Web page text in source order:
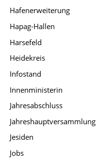
Hafenerweiterung
Hapag-Hallen
Harsefeld
Heidekreis
Infostand
Innenministerin
Jahresabschluss
Jahreshauptversammlung
Jesiden
Jobs